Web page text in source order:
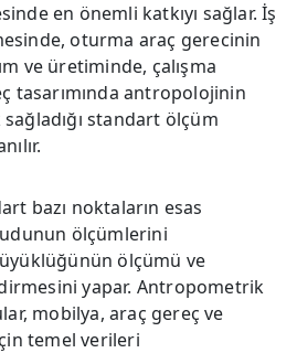
en önemli katkıyı sağlar. İş
oturma araç gerecinin
ve üretiminde, çalışma
tasarımında antropolojinin
standart ölçüm
bazı noktaların esas
ölçümlerini
ölçümü ve
yapar. Antropometrik
mobilya, araç gereç ve
temel verileri